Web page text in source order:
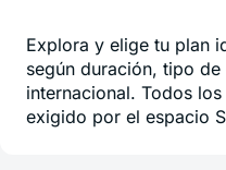
Explora y elige tu plan
según duración, tipo
internacional. Todos
exigido por el espacio